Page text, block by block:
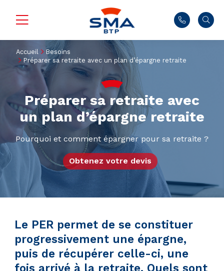
Accueil
Besoins
Préparer sa retraite avec un plan d’épargne retraite
Préparer sa retraite avec
un plan d’épargne retraite
Pourquoi et comment épargner pour sa retraite ?
Obtenez votre devis
Le PER permet de se constituer
progressivement une épargne,
puis de récupérer celle-ci, une
fois arrivé à la retraite. Quels sont